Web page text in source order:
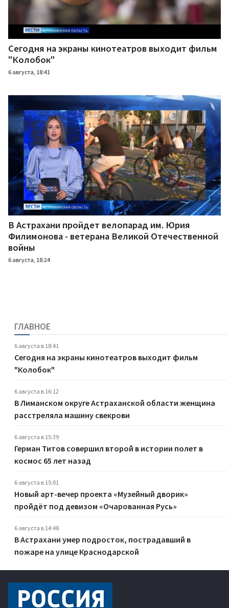
Сегодня на экраны кинотеатров выходит фильм
"Колобок"
6 августа, 18:41
В Астрахани пройдет велопарад им. Юрия
Филимонова - ветерана Великой Отечественной
войны
6 августа, 18:24
ГЛАВНОЕ
6 августа в 18:41
Сегодня на экраны кинотеатров выходит фильм
"Колобок"
6 августа в 16:12
В Лиманском округе Астраханской области женщина
расстреляла машину свекрови
6 августа в 15:39
Герман Титов совершил второй в истории полет в
космос 65 лет назад
6 августа в 15:01
Новый арт-вечер проекта «Музейный дворик»
пройдёт под девизом «Очарованная Русь»
6 августа в 14:48
В Астрахани умер подросток, пострадавший в
пожаре на улице Краснодарской